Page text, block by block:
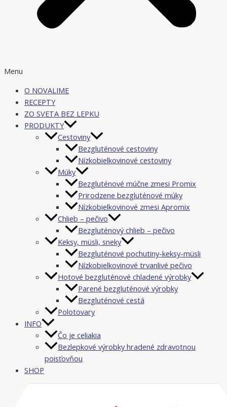
Menu
O NOVALIME
RECEPTY
ZO SVETA BEZ LEPKU
PRODUKTY
Cestoviny
Bezgluténové cestoviny
Nízkobielkovinové cestoviny
Múky
Bezgluténové múčne zmesi Promix
Prirodzene bezgluténové múky
Nízkobielkovinové zmesi Apromix
Chlieb – pečivo
Bezgluténový chlieb – pečivo
Keksy, müsli, sneky
Bezgluténové pochutiny-keksy-müsli
Nízkobielkovinové trvanlivé pečivo
Hotové bezgluténové chladené výrobky
Parené bezgluténové výrobky
Bezgluténové cestá
Polotovary
INFO
Čo je celiakia
Bezlepkové výrobky hradené zdravotnou
poisťovňou
SHOP